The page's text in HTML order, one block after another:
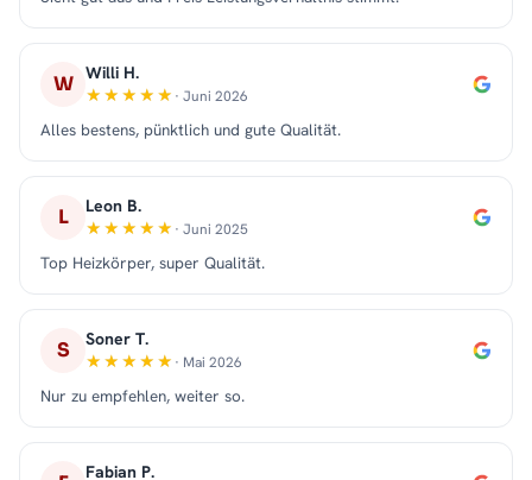
W Willi H.
· Juni 2026
Alles bestens, pünktlich und gute Qualität.
L Leon B.
· Juni 2025
Top Heizkörper, super Qualität.
S Soner T.
· Mai 2026
Nur zu empfehlen, weiter so.
Fabian P.